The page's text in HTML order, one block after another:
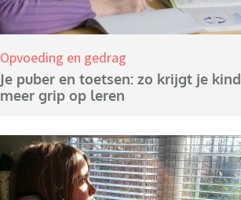
Opvoeding en gedrag
Je puber en toetsen: zo krijgt je kind
meer grip op leren